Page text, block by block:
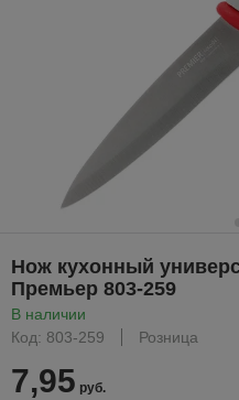
Нож кухонный
Премьер 803-259
В наличии
Код: 803-259
Розница
7,95 руб.